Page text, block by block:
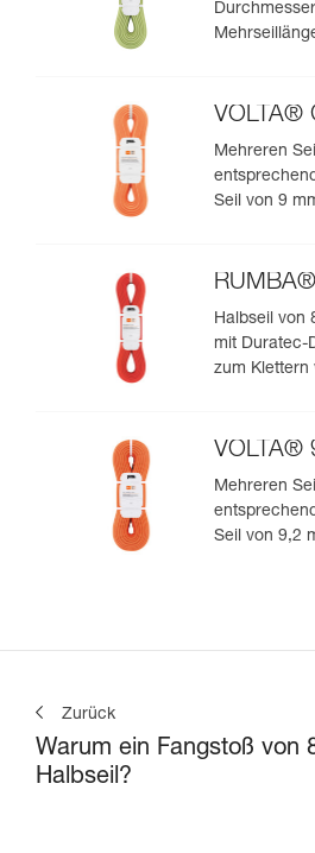
VOLTA®
Mehreren
Seil von 9
Klettern oder
Halbseil von
mit Duratec-
zum Klettern
VOLTA®
Mehreren
Seil von 9,2
Zurück
Warum ein Fangstoß von
Halbseil?